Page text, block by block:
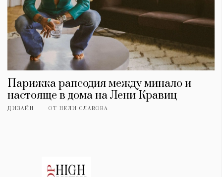
Парижка рапсодия между минало и
настояще в дома на Лени Кравиц
ДИЗАЙН ОТ НЕЛИ СЛАВОВА